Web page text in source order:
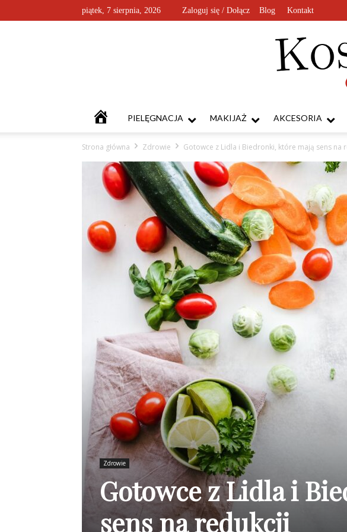
piątek, 7 sierpnia, 2026 Zaloguj się / Dołącz Blog Kontakt
KOSMETYKOFANKI
PIELĘGNACJA MAKIJAŻ AKCESORIA
Strona główna Zdrowie Gotowce z Lidla i Biedronki, które mają sens na
Zdrowie
Gotowce z Lidla i
sens na redukcji